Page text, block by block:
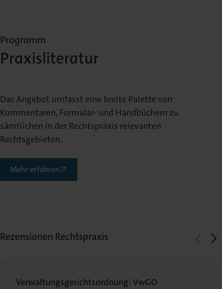
Programm
Praxisliteratur
Das Angebot umfasst eine breite Palette von
Kommentaren, Formular- und Handbüchern zu
sämtlichen in der Rechtspraxis relevanten
Rechtsgebieten.
Mehr erfahren
Rezensionen Rechtspraxis
Verwaltungsgerichtsordnung: VwGO